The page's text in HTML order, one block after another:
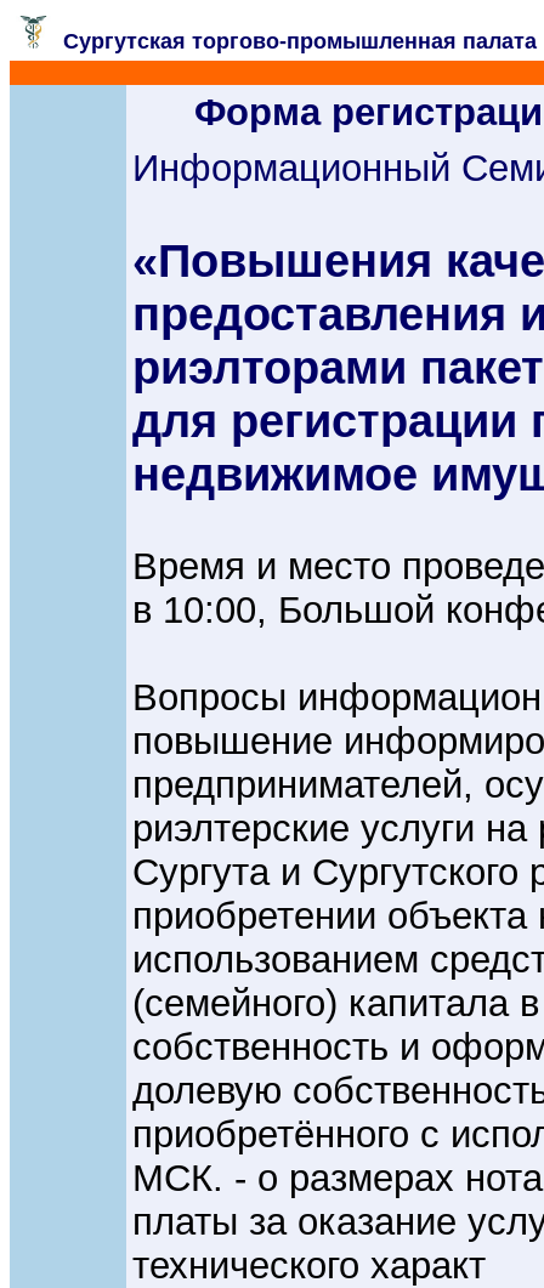
Сургутская торгово-промышленная
Форма
Информационный
«Повышения
предоставления
риэлторами
для регистрации
недвижимое
Время и место
в 10:00, Большой
Вопросы
повышение
предпринимателей,
риэлтерские услуги
Сургута и Сургутского
приобретении
использованием
(семейного) капитала
собственность и
долевую
приобретённого с
МСК. - о размерах
платы за оказание
технического характ